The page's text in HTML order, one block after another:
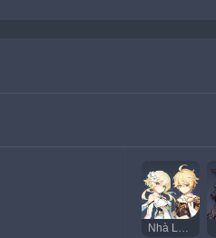
Nhà Lữ Hành (Thủy)